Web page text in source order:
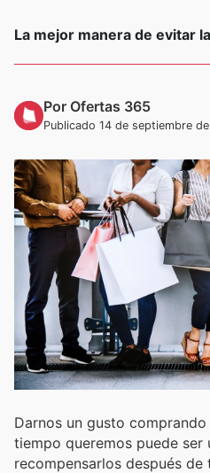
La mejor manera de evitar
Por Ofertas 365
Publicado 14 de septiembre
Darnos un gusto
tiempo queremos puede ser
recompensarlos después